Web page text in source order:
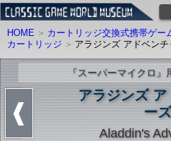
HOME カートリッジ交換式携帯ゲー
カートリッジ
アラジンズ アドベン
『スーパーマイクロ
アラジンズ
ーズ
Aladdin's